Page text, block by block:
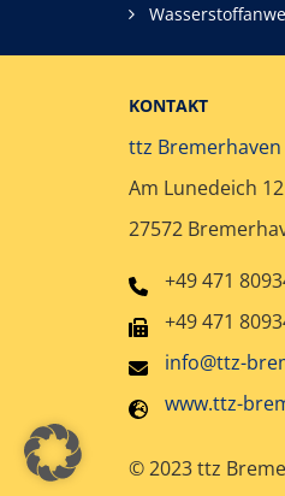
KONTAKT
ttz Bremerhaven
Am Lunedeich 12
27572
+49 471
+49 471
info@ttz-
www.ttz-
© 2023 ttz